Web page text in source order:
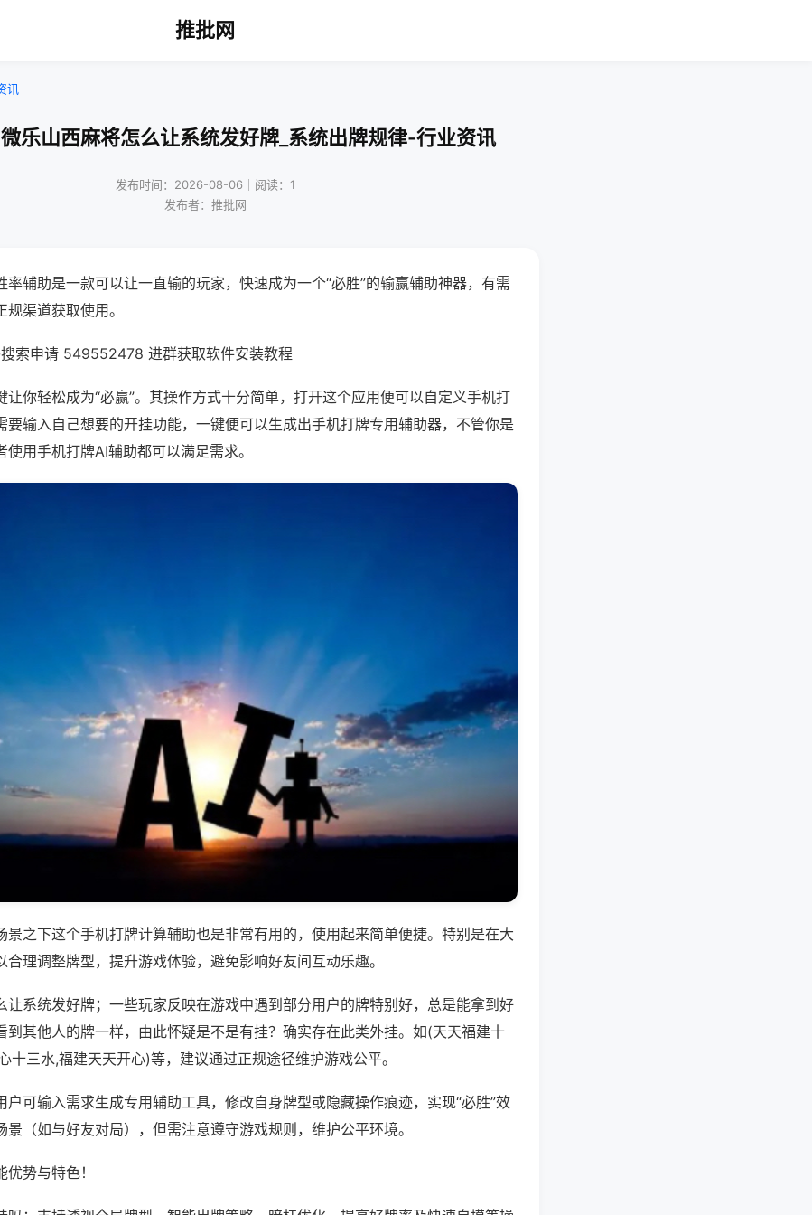
推批网
讯
乐山西麻将怎么让系统发好牌_系统出牌规律-行业资讯
发布时间：2026-08-06｜阅读：1
发布者：推批网
率辅助是一款可以让一直输的玩家，快速成为一个“必胜”的输赢辅助神器，有需
渠道获取使用。
索申请 549552478 进群获取软件安装教程
让你轻松成为“必赢”。其操作方式十分简单，打开这个应用便可以自定义手机打
要输入自己想要的开挂功能，一键便可以生成出手机打牌专用辅助器，不管你是
用手机打牌AI辅助都可以满足需求。
景之下这个手机打牌计算辅助也是非常有用的，使用起来简单便捷。特别是在大
合理调整牌型，提升游戏体验，避免影响好友间互动乐趣。
让系统发好牌；一些玩家反映在游戏中遇到部分用户的牌特别好，总是能拿到好
到其他人的牌一样，由此怀疑是不是有挂？确实存在此类外挂。如(天天福建十
十三水,福建天天开心)等，建议通过正规途径维护游戏公平。
户可输入需求生成专用辅助工具，修改自身牌型或隐藏操作痕迹，实现“必胜”效
景（如与好友对局），但需注意遵守游戏规则，维护公平环境。
势与特色！